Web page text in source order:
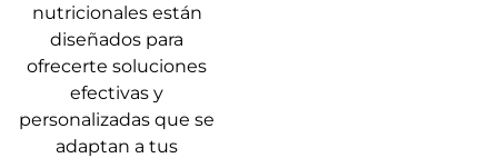
nutricionales están
diseñados para
ofrecerte soluciones
efectivas y
personalizadas que se
adaptan a tus